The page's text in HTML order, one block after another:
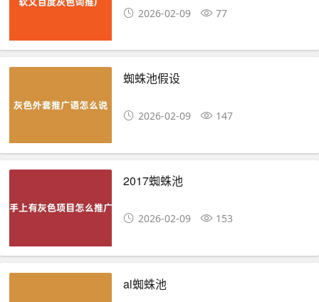
2026-02-09 77
蜘蛛池假设
2026-02-09 147
2017蜘蛛池
2026-02-09 153
al蜘蛛池